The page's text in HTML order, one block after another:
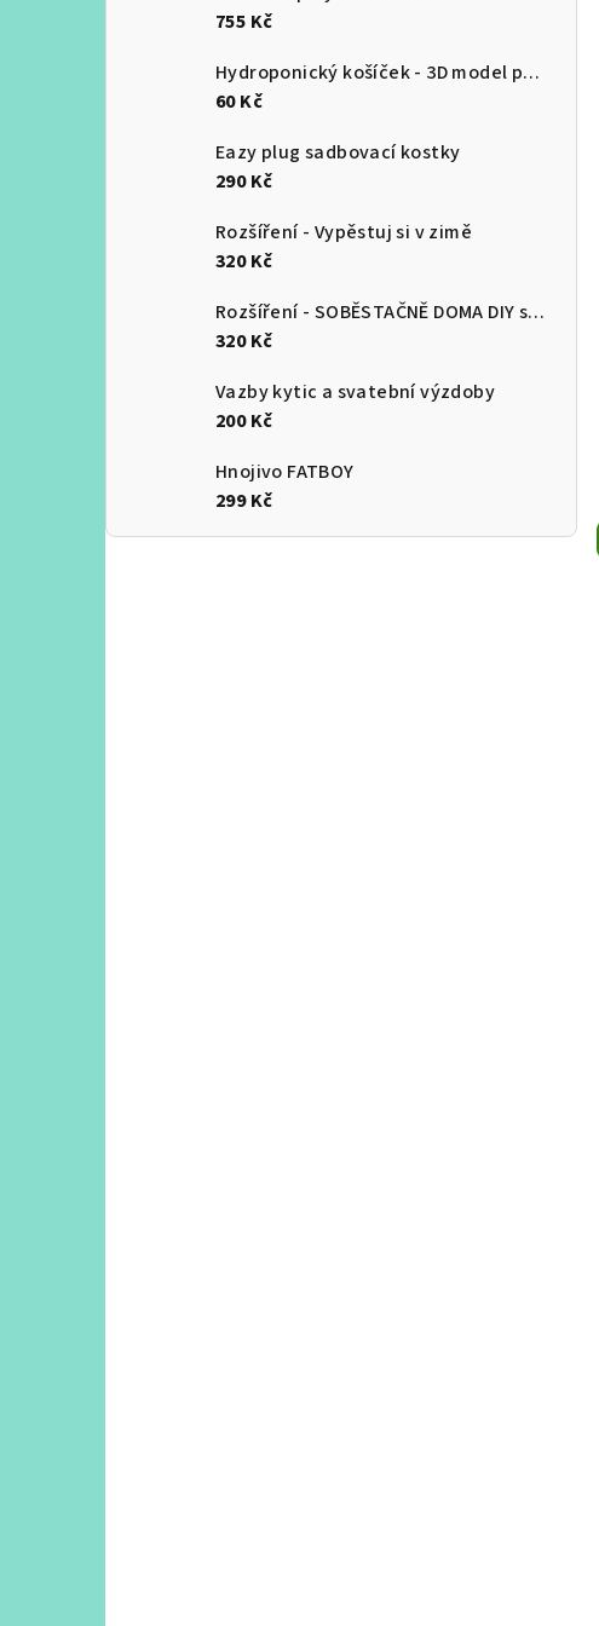
755 Kč
Hydroponický košíček - 3D model pro tisk
60 Kč
Eazy plug sadbovací kostky
290 Kč
Rozšíření - Vypěstuj si v zimě
320 Kč
Rozšíření - SOBĚSTAČNĚ DOMA DIY speciál
320 Kč
Vazby kytic a svatební výzdoby
200 Kč
Hnojivo FATBOY
299 Kč